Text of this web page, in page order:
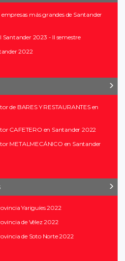
más grandes de Santander
2023 - II semestre
2022
de BARES Y RESTAURANTES en
CAFETERO en Santander 2022
METALMECÁNICO en Santander
Yariguíes 2022
de Vélez 2022
de Soto Norte 2022